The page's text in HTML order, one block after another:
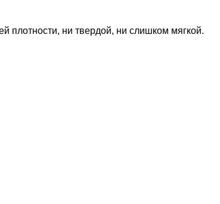
плотности, ни твердой, ни слишком мягкой.